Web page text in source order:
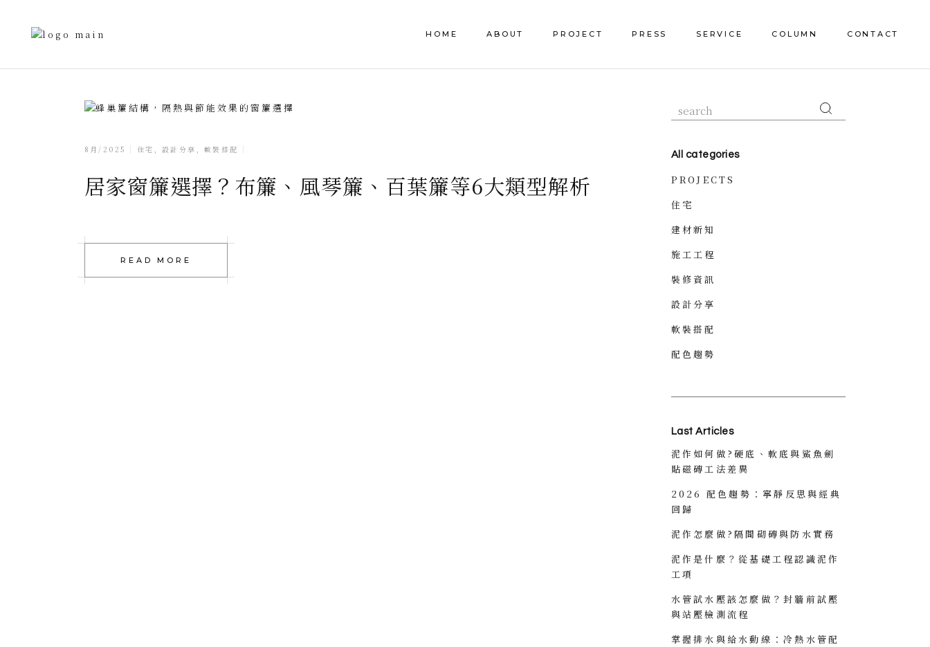
HOME ABOUT PROJECT PRESS SERVICE COLUMN CONTACT
8月/2025 住宅 , 設計分享 , 軟裝搭配
居家窗簾選擇？布簾、風琴簾、百葉簾等6大類型解析
READ MORE
All categories
PROJECTS
住宅
建材新知
施工工程
裝修資訊
設計分享
軟裝搭配
配色趨勢
Last Articles
泥作如何做?硬底、軟底與鯊魚劍
貼磁磚工法差異
2026 配色趨勢：寧靜反思與經典
回歸
泥作怎麼做?隔間砌磚與防水實務
泥作是什麼？從基礎工程認識泥作
工項
水管試水壓該怎麼做？封牆前試壓
與站壓檢測流程
掌握排水與給水動線：冷熱水管配